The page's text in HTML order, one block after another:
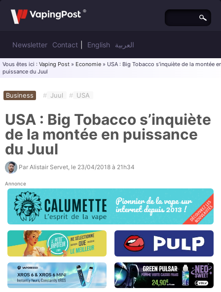
Newsletter Contact English العربية
Vous êtes ici : Vaping Post » Economie » USA : Big Tobacco s’inquiète de la montée
puissance du Juul
Business # Juul # USA
USA : Big Tobacco s’inquiète
de la montée en puissance
du Juul
Par Alistair Servet , le 23/04/2018 à 21h34
Annonce